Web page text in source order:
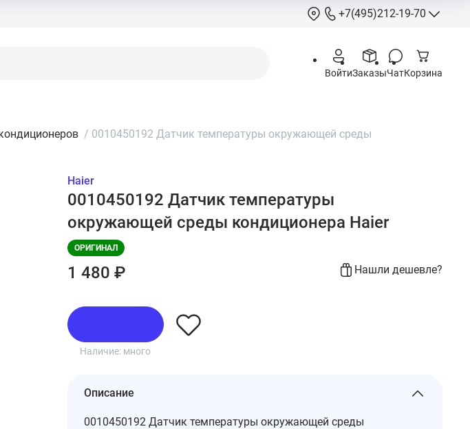
+7(495)212-19-70
info@hcstore.ru
ВойтиЗаказыЧатКорзина
/ 0010450192 Датчик температуры окружающей среды
Haier
0010450192 Датчик температуры
окружающей среды кондиционера Haier
ОРИГИНАЛ
1 480 ₽ Нашли дешевле?
Наличие: много
Описание
0010450192 Датчик температуры окружающей среды